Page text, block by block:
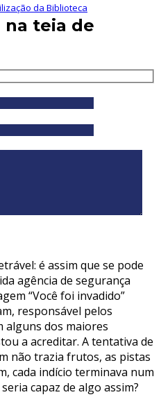
da Biblioteca
na teia de
é assim que se pode
agência de segurança
“Você foi invadido”
responsável pelos
alguns dos maiores
a acreditar. A tentativa de
não trazia frutos, as pistas
cada indício terminava num
capaz de algo assim?